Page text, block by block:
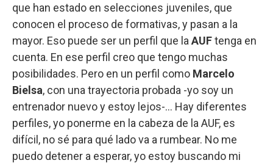
que han estado en selecciones juveniles, que
conocen el proceso de formativas, y pasan a la
mayor. Eso puede ser un perfil que la AUFtenga en
cuenta. En ese perfil creo que tengo muchas
posibilidades. Pero en un perfil como Marcelo
Bielsa, con una trayectoria probada -yo soy un
entrenador nuevo y estoy lejos-... Hay diferentes
perfiles, yo ponerme en la cabeza de la AUF, es
difícil, no sé para qué lado va a rumbear. No me
puedo detener a esperar, yo estoy buscando mi